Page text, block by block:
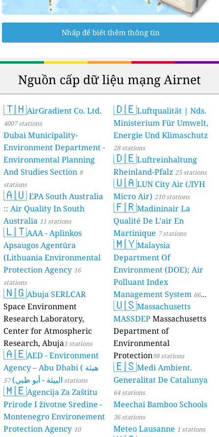
Nhấp để biết thêm thông tin
Nguồn cấp dữ liệu mạng Airnet
🇹🇭AirGradient Co. Ltd.
4007 stations
Dubai Municipality-
Environment Department -
Environmental Planning
And Studies Section 8
stations
🇦🇺EPA South Australia
:: Air Quality In South
Australia 11 stations
🇱🇹AAA - Aplinkos
Apsaugos Agentūra
(Lithuania Environmental
Protection Agency 16
stations
🇳🇬Abuja SERLCAR
Space Environment
Research Laboratory,
Center for Atmospheric
Research, Abuja1 stations
🇦🇪AED - Environment
Agency – Abu Dhabi ( هيئة
البيئة - أبو ظبي) 57 stations
🇲🇪Agencija Za Zaštitu
Prirode I životne Sredine -
Montenegro Environement
Protection Agency 10
🇩🇪Luftqualität | Nds.
Ministerium Für Umwelt,
Energie Und Klimaschutz
28 stations
🇩🇪Luftreinhaltung
Rheinland-Pfalz 25 stations
🇺🇦LUN City Air (ЛУН
Місто Air) 210 stations
🇫🇷Madininair La
Qualité De L’air En
Martinique 7 stations
🇲🇾Malaysia
Department Of
Environment (DOE); Air
Polluant Index
Management System 66
stations
🇺🇸Massachusetts
MASSDEP Massachusetts
Department of
Environmental
Protection98 stations
🇪🇸Medi Ambient.
Generalitat De Catalunya
64 stations
Meechai Bamboo Schools
36 stations
Meteo Lausanne 1 stations